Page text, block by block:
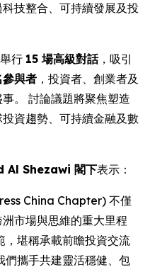
技整合、可持續發展及投
舉行 15 場高級對話，吸引
與者 ，投資者、創業者及
。 討論議題將聚焦塑造
資趨勢、可持續金融及數
Al Shezawi 閣下表示：
China Chapter) 不僅
市場與思維的重大里程
，堪稱承載前瞻投資交流
們攜手共建靈活穩健、包